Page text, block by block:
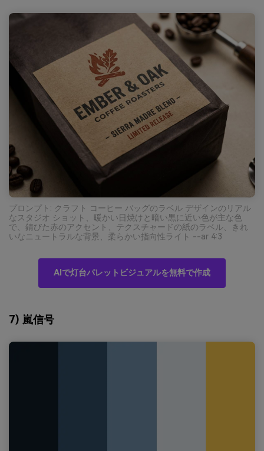
プロンプト: クラフト コーヒー バッグのラベル デザインのリアル
なスタジオ ショット、暖かい日焼けと暗い黒に近い色が主な色
で、錆びた赤のアクセント、テクスチャードの紙のラベル、きれ
いなニュートラルな背景、柔らかい指向性ライト --ar 4:3
AIで灯台パレットビジュアルを無料で作成
7) 嵐信号